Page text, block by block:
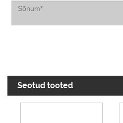
Seotud tooted